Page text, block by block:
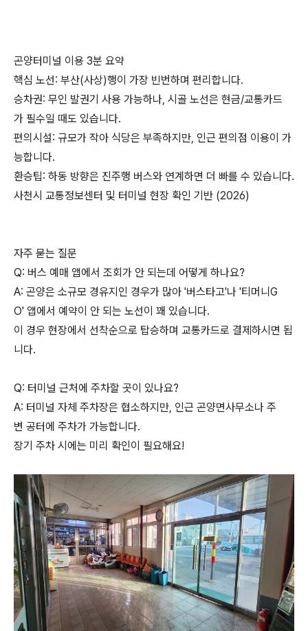
곤양터미널 이용 3분 요약
핵심 노선: 부산(사상)행이 가장 빈번하며 편리합니다.
승차권: 무인 발권기 사용 가능하나, 시골 노선은 현금/교통카드
가 필수일 때도 있습니다.
편의시설: 규모가 작아 식당은 부족하지만, 인근 편의점 이용이 가
능합니다.
환승팁: 하동 방향은 진주행 버스와 연계하면 더 빠를 수 있습니다.
사천시 교통정보센터 및 터미널 현장 확인 기반 (2026)
자주 묻는 질문
Q: 버스 예매 앱에서 조회가 안 되는데 어떻게 하나요?
A: 곤양은 소규모 경유지인 경우가 많아 '버스타고'나 '티머니G
O' 앱에서 예약이 안 되는 노선이 꽤 있습니다.
이 경우 현장에서 선착순으로 탑승하며 교통카드로 결제하시면 됩
니다.
Q: 터미널 근처에 주차할 곳이 있나요?
A: 터미널 자체 주차장은 협소하지만, 인근 곤양면사무소나 주
변 공터에 주차가 가능합니다.
장기 주차 시에는 미리 확인이 필요해요!